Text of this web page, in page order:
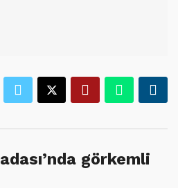
görkemli